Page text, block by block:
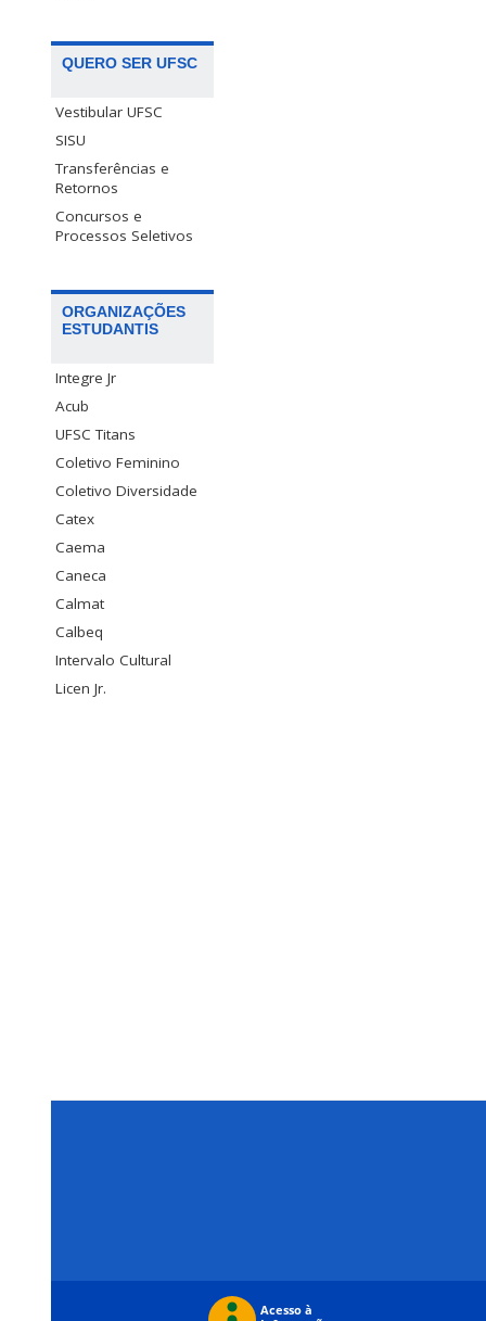
QUERO SER UFSC
Vestibular UFSC
SISU
Transferências e
Retornos
Concursos e
Processos Seletivos
ORGANIZAÇÕES
ESTUDANTIS
Integre Jr
Acub
UFSC Titans
Coletivo Feminino
Coletivo Diversidade
Catex
Caema
Caneca
Calmat
Calbeq
Intervalo Cultural
Licen Jr.